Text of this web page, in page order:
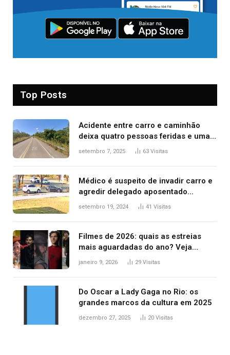
Top Posts
Acidente entre carro e caminhão
deixa quatro pessoas feridas e uma
mulher morta na TO-070
setembro 7, 2025 63 Visitas
Médico é suspeito de invadir carro e
agredir delegado aposentado
durante confusão no trânsito
setembro 19, 2024 41 Visitas
Filmes de 2026: quais as estreias
mais aguardadas do ano? Veja
principais lançamentos do cinema
janeiro 9, 2026 29 Visitas
Do Oscar a Lady Gaga no Rio: os
grandes marcos da cultura em 2025
dezembro 27, 2025 20 Visitas